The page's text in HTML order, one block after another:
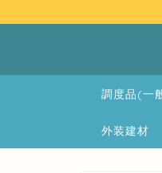
調度品(一
外装建材